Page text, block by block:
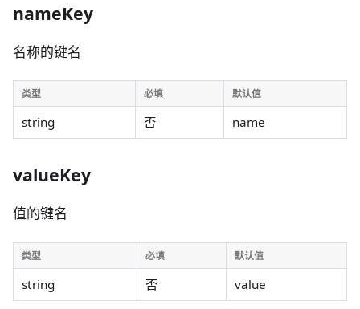
nameKey
名称的键名
类型 必填 默认值
string 否 name
valueKey
值的键名
类型 必填 默认值
string 否 value